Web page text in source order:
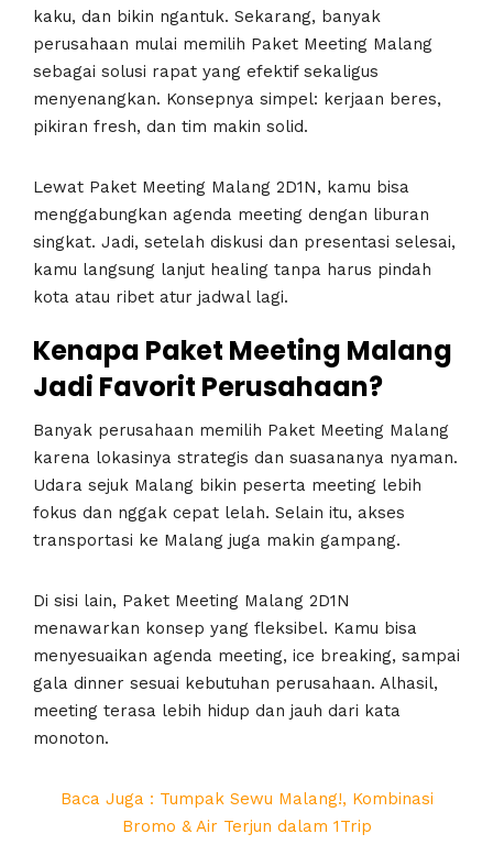
kaku, dan bikin ngantuk. Sekarang, banyak
perusahaan mulai memilih Paket Meeting Malang
sebagai solusi rapat yang efektif sekaligus
menyenangkan. Konsepnya simpel: kerjaan beres,
pikiran fresh, dan tim makin solid.
Lewat Paket Meeting Malang 2D1N, kamu bisa
menggabungkan agenda meeting dengan liburan
singkat. Jadi, setelah diskusi dan presentasi selesai,
kamu langsung lanjut healing tanpa harus pindah
kota atau ribet atur jadwal lagi.
Kenapa Paket Meeting Malang
Jadi Favorit Perusahaan?
Banyak perusahaan memilih Paket Meeting Malang
karena lokasinya strategis dan suasananya nyaman.
Udara sejuk Malang bikin peserta meeting lebih
fokus dan nggak cepat lelah. Selain itu, akses
transportasi ke Malang juga makin gampang.
Di sisi lain, Paket Meeting Malang 2D1N
menawarkan konsep yang fleksibel. Kamu bisa
menyesuaikan agenda meeting, ice breaking, sampai
gala dinner sesuai kebutuhan perusahaan. Alhasil,
meeting terasa lebih hidup dan jauh dari kata
monoton.
Baca Juga : Tumpak Sewu Malang!, Kombinasi
Bromo & Air Terjun dalam 1Trip